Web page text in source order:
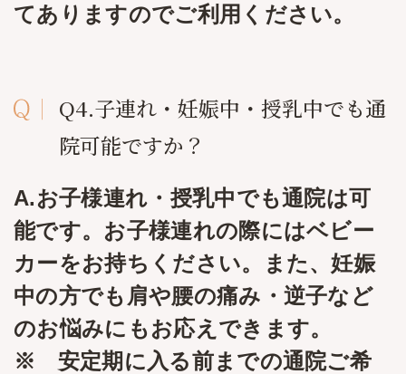
てありますのでご利用ください。
Q4.子連れ・妊娠中・授乳中でも通
院可能ですか？
A.お子様連れ・授乳中でも通院は可
能です。お子様連れの際にはベビー
カーをお持ちください。また、妊娠
中の方でも肩や腰の痛み・逆子など
のお悩みにもお応えできます。
※ 安定期に入る前までの通院ご希